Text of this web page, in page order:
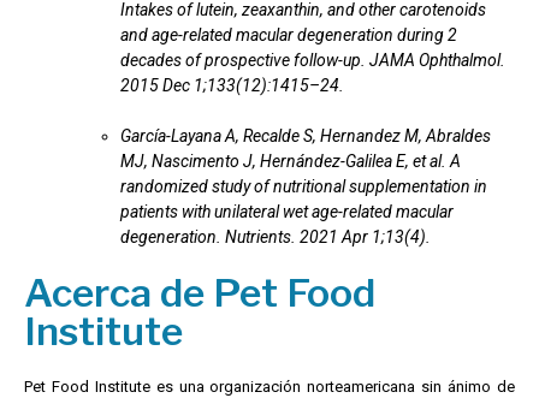
Intakes of lutein, zeaxanthin, and other carotenoids
and age-related macular degeneration during 2
decades of prospective follow-up. JAMA Ophthalmol.
2015 Dec 1;133(12):1415–24.
García-Layana A, Recalde S, Hernandez M, Abraldes
MJ, Nascimento J, Hernández-Galilea E, et al. A
randomized study of nutritional supplementation in
patients with unilateral wet age-related macular
degeneration. Nutrients. 2021 Apr 1;13(4).
Acerca de Pet Food
Institute
Pet Food Institute es una organización norteamericana sin ánimo de